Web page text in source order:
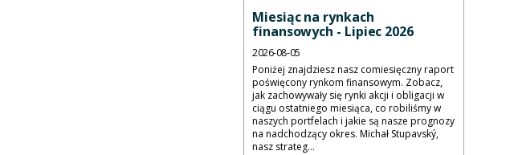
Miesiąc na rynkach
finansowych - Lipiec 2026
2026-08-05
Poniżej znajdziesz nasz comiesięczny raport
poświęcony rynkom finansowym. Zobacz,
jak zachowywały się rynki akcji i obligacji w
ciągu ostatniego miesiąca, co robiliśmy w
naszych portfelach i jakie są nasze prognozy
na nadchodzący okres. Michał Stupavský,
nasz strateg...